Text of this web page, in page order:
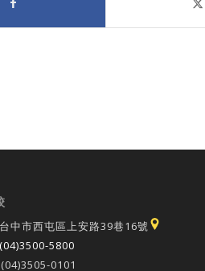
中市西屯區上安路39巷16號
(04)3500-5800
0101